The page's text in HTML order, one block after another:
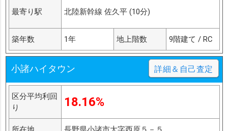
最寄り駅 北陸新幹線 佐久平 (10分)
築年数 1年 地上階数 9階建て / RC
小諸ハイタウン 詳細＆自己査定
区分平均利回
り
18.16%